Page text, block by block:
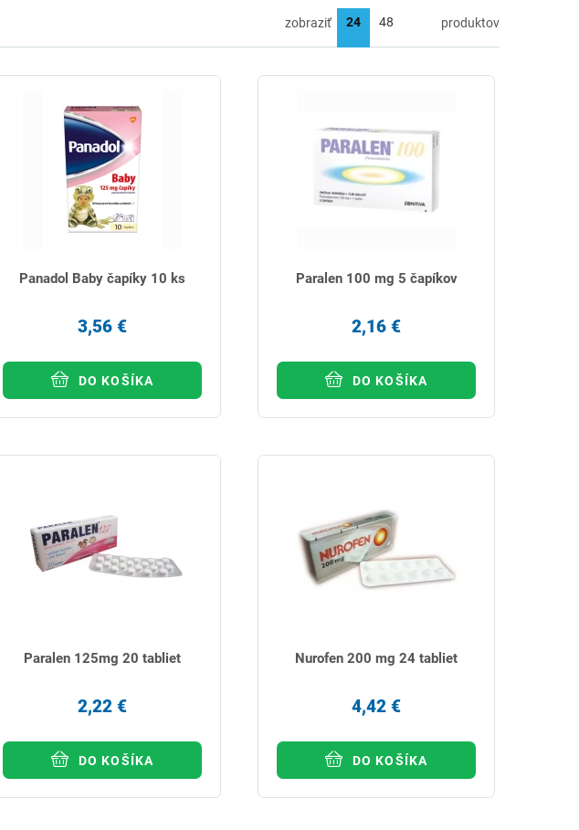
zobraziť produktov
Panadol Baby čapíky 10 ks
3,56 €
DO KOŠÍKA
Paralen 100 mg 5 čapíkov
2,16 €
DO KOŠÍKA
Paralen 125mg 20 tabliet
2,22 €
DO KOŠÍKA
Nurofen 200 mg 24 tabliet
4,42 €
DO KOŠÍKA